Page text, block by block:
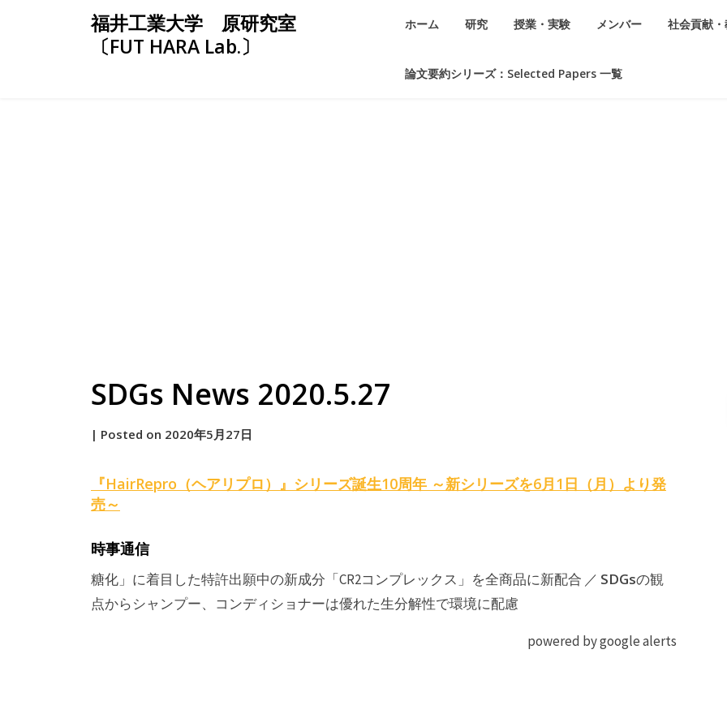
福井工業大学 原研究室
〔FUT HARA Lab.〕
ホーム 研究 授業・実験 メンバー 社会貢献
論文要約シリーズ：Selected Papers 一覧
SDGs News 2020.5.27
by
| Posted on 2020年5月27日
『HairRepro（ヘアリプロ）』シリーズ誕生10周年 ～新シリーズを6月1日（月）より発
売～
時事通信
糖化」に着目した特許出願中の新成分「CR2コンプレックス」を全商品に新配合 ／ SDGsの観
点からシャンプー、コンディショナーは優れた生分解性で環境に配慮
powered by google alerts